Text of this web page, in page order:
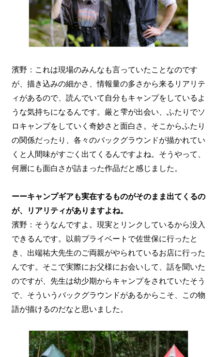
濱野：これは現場のみんなも言っていたことなのです
が、描き込みの細かさ、情報量の多さから来るリアリテ
ィがあるので、読んでいて自分もキャンプをしているよ
うな気持ちになるんです。厳と雫が出会い、ふたりでソ
ロキャンプをしていく奇妙さと面白さ。そこからふたり
の関係だったり、各々のバックグラウンドが描かれてい
くと人間味がすごく出てくるんですよね。そうやって、
何層にも面白さが詰まった作品だと感じました。
ーーキャンプギアも実在するものがそのまま出てくるの
が、リアリティがありますよね。
濱野：そうなんですよ。現実とリンクしているから没入
できるんです。以前プライベートで佐世保に行ったと
き、出端祐大先生のご両親がやられているお店に行った
んです。そこで実際にお父様にお会いして、話を聞いた
のですが、先生は幼少期からキャンプをされていたそう
で、そういうバックグラウンドがあるからこそ、この物
語が描けるのだなと思いました。